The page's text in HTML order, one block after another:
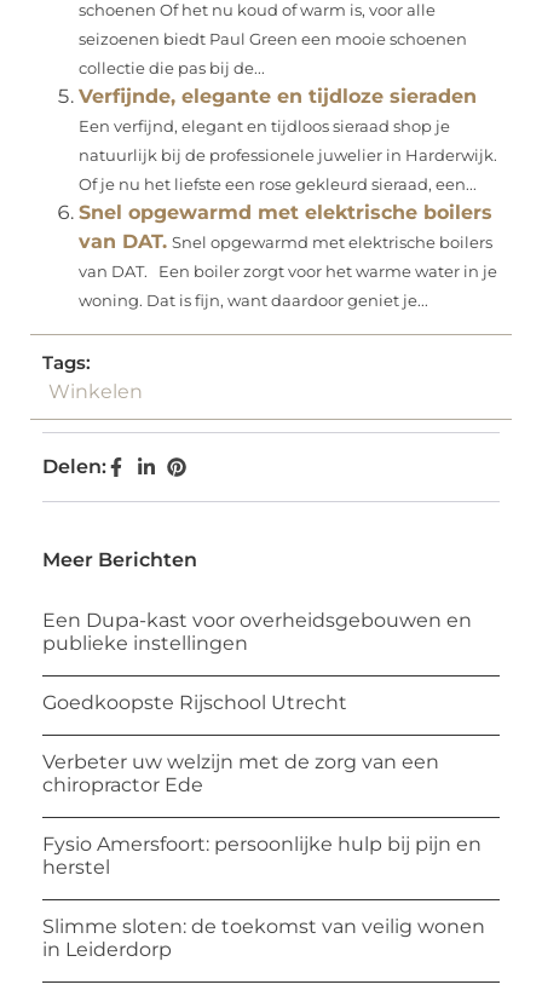
schoenen Of het nu koud of warm is, voor alle
seizoenen biedt Paul Green een mooie schoenen
collectie die pas bij de...
Verfijnde, elegante en tijdloze sieraden
Een verfijnd, elegant en tijdloos sieraad shop je
natuurlijk bij de professionele juwelier in Harderwijk.
Of je nu het liefste een rose gekleurd sieraad, een...
Snel opgewarmd met elektrische boilers
van DAT. Snel opgewarmd met elektrische boilers
van DAT. Een boiler zorgt voor het warme water in je
woning. Dat is fijn, want daardoor geniet je...
Tags:
Winkelen
Delen:
Meer Berichten
Een Dupa-kast voor overheidsgebouwen en
publieke instellingen
Goedkoopste Rijschool Utrecht
Verbeter uw welzijn met de zorg van een
chiropractor Ede
Fysio Amersfoort: persoonlijke hulp bij pijn en
herstel
Slimme sloten: de toekomst van veilig wonen
in Leiderdorp